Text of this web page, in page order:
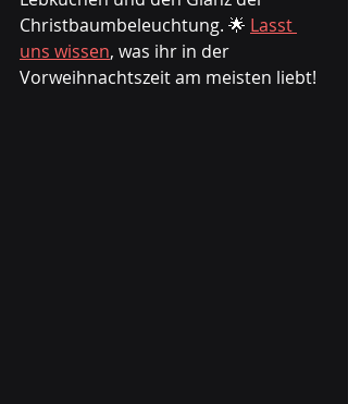
Christbaumbeleuchtung. 🌟 Lasst
uns wissen, was ihr in der
Vorweihnachtszeit am meisten liebt!